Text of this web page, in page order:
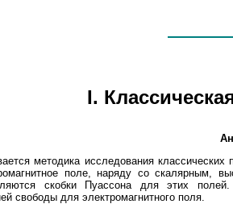
I.
методика исследования
поле, наряду со скалярным,
скобки Пуассона для этих полей.
свободы для электромагнитного поля.